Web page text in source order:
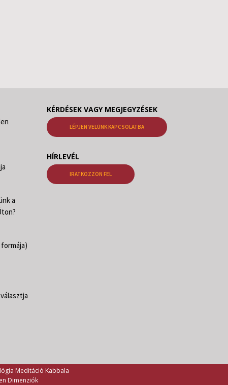
a
KÉRDÉSEK VAGY MEGJEGYZÉSEK
LÉPJEN VELÜNK KAPCSOLATBA
HÍRLEVÉL
IRATKOZZON FEL
Meditáció Kabbala
Dimenziók